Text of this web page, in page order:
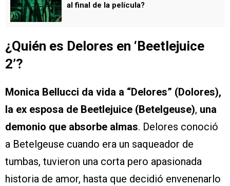
al final de la película?
¿Quién es Delores en ‘Beetlejuice
2’?
Monica Bellucci da vida a “Delores” (Dolores),
la ex esposa de Beetlejuice (Betelgeuse), una
demonio que absorbe almas. Delores conoció
a Betelgeuse cuando era un saqueador de
tumbas, tuvieron una corta pero apasionada
historia de amor, hasta que decidió envenenarlo